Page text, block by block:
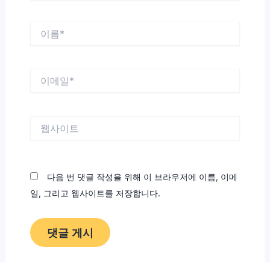
다음 번 댓글 작성을 위해 이 브라우저에 이름, 이메
일, 그리고 웹사이트를 저장합니다.